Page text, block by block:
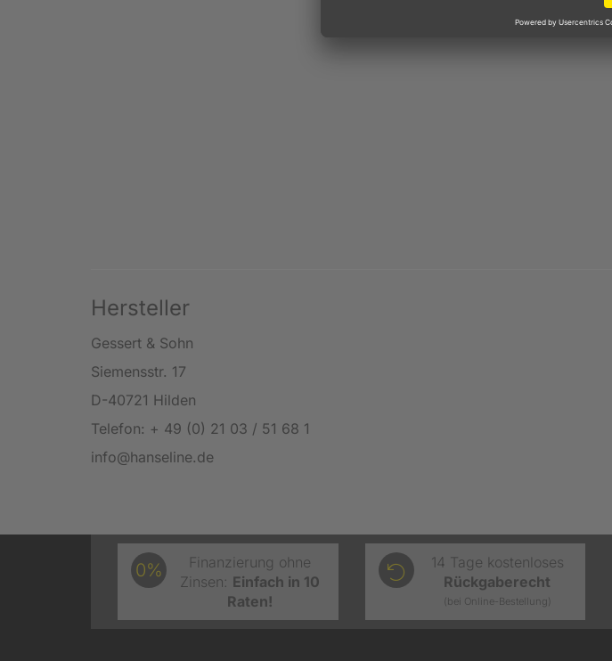
Hersteller
Gessert & Sohn
Siemensstr. 17
D-40721 Hilden
Telefon: + 49 (0) 21 03 / 51 68 1
info@hanseline.de
0%
Finanzierung ohne
Zinsen: Einfach in 10
Raten!
14 Tage kostenloses
Rückgaberecht
(bei Online-Bestellung)